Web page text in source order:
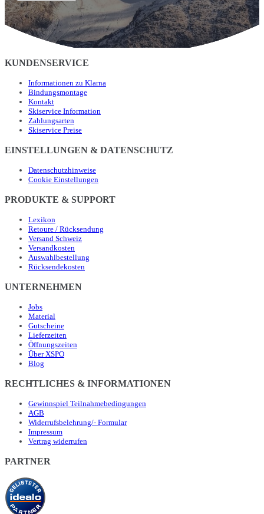
KUNDENSERVICE
Informationen zu Klarna
Bindungsmontage
Kontakt
Skiservice Information
Zahlungsarten
Skiservice Preise
EINSTELLUNGEN & DATENSCHUTZ
Datenschutzhinweise
Cookie Einstellungen
PRODUKTE & SUPPORT
Lexikon
Retoure / Rücksendung
Versand Schweiz
Versandkosten
Auswahlbestellung
Rücksendekosten
UNTERNEHMEN
Jobs
Material
Gutscheine
Lieferzeiten
Öffnungszeiten
Über XSPO
Blog
RECHTLICHES & INFORMATIONEN
Gewinnspiel Teilnahmebedingungen
AGB
Widerrufsbelehrung/- Formular
Impressum
Vertrag widerrufen
PARTNER